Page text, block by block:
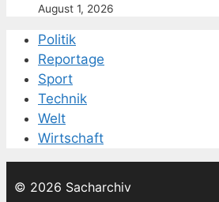
August 1, 2026
Politik
Reportage
Sport
Technik
Welt
Wirtschaft
© 2026 Sacharchiv